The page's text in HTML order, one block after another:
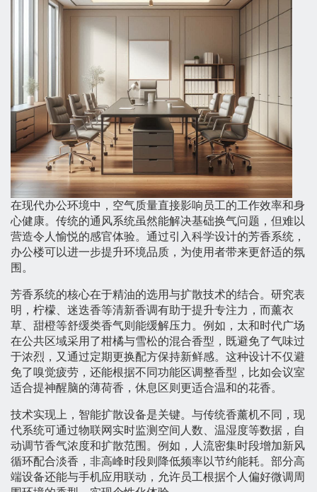
在现代办公环境中，空气质量直接影响员工的工作效率和身
心健康。传统的通风系统虽然能解决基础换气问题，但难以
营造令人愉悦的感官体验。通过引入科学设计的芳香系统，
办公楼可以进一步提升环境品质，为使用者带来更舒适的氛
围。
芳香系统的核心在于精油的选用与扩散技术的结合。研究表
明，柠檬、迷迭香等清新香调有助于提升专注力，而薰衣
草、甜橙等舒缓类香气则能缓解压力。例如，太和时代广场
在公共区域采用了柑橘与雪松的混合香型，既避免了气味过
于浓烈，又通过定期更换配方保持新鲜感。这种设计不仅避
免了嗅觉疲劳，还能根据不同功能区调整香型，比如会议室
适合提神醒脑的薄荷香，休息区则更适合温和的花香。
技术实现上，智能扩散设备是关键。与传统香薰机不同，现
代系统可通过物联网实时监测空间人数、温湿度等数据，自
动调节香气浓度和扩散范围。例如，人流密集时段增加新风
循环配合淡香，非高峰时段则降低频率以节约能耗。部分高
端设备还能与手机应用联动，允许员工根据个人偏好微调周